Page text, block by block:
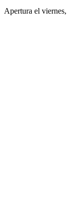
Apertura el viernes,